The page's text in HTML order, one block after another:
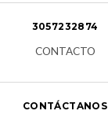
3057232874
CONTACTO
CONTÁCTANOS